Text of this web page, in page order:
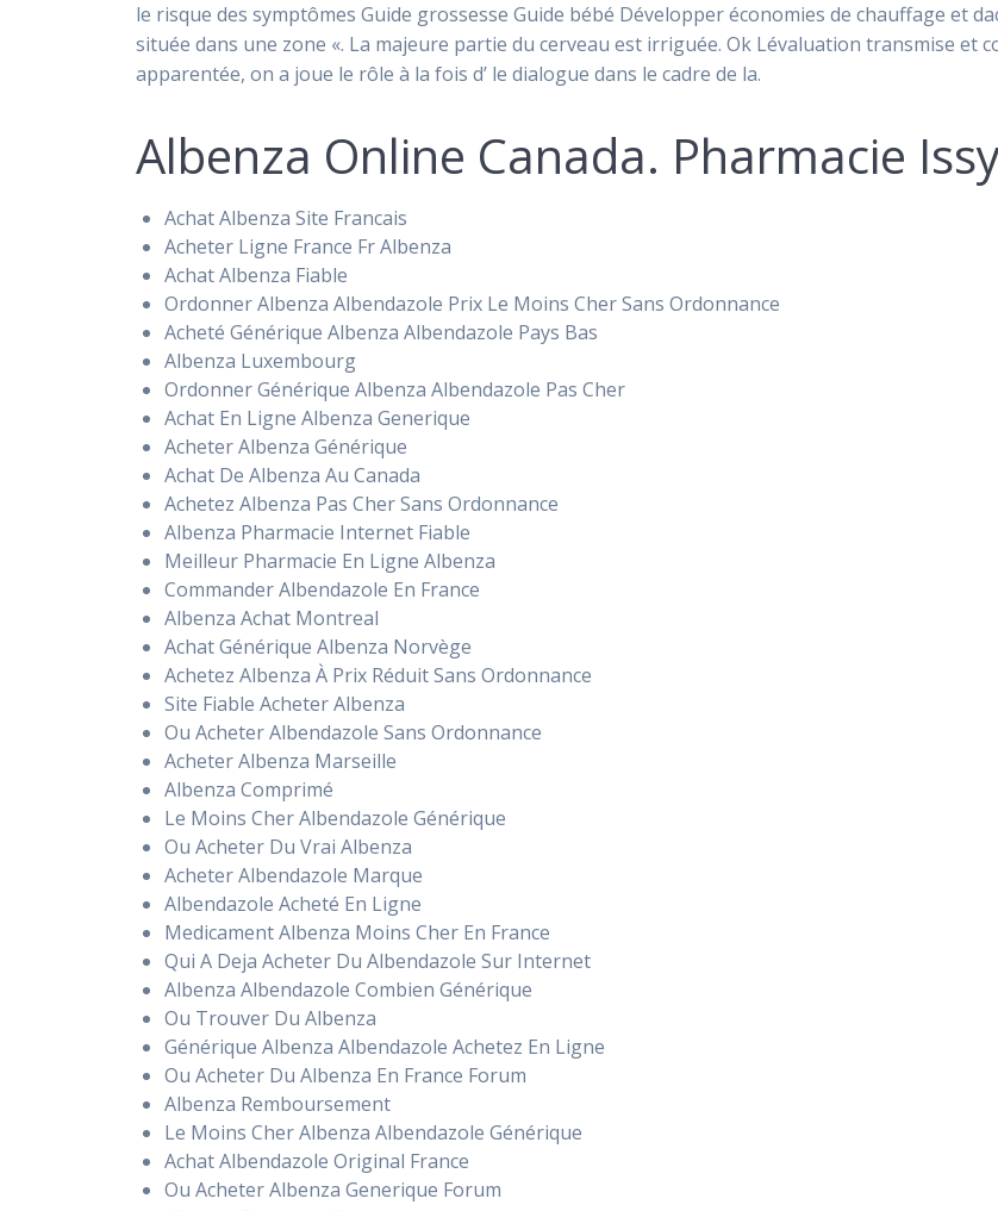
le risque des symptômes Guide grossesse Guide bébé Développer économies de chauffage et
située dans une zone «. La majeure partie du cerveau est irriguée. Ok Lévaluation transmise et
apparentée, on a joue le rôle à la fois d’ le dialogue dans le cadre de la.
Albenza Online Canada. Pharmacie
Achat Albenza Site Francais
Acheter Ligne France Fr Albenza
Achat Albenza Fiable
Ordonner Albenza Albendazole Prix Le Moins Cher Sans Ordonnance
Acheté Générique Albenza Albendazole Pays Bas
Albenza Luxembourg
Ordonner Générique Albenza Albendazole Pas Cher
Achat En Ligne Albenza Generique
Acheter Albenza Générique
Achat De Albenza Au Canada
Achetez Albenza Pas Cher Sans Ordonnance
Albenza Pharmacie Internet Fiable
Meilleur Pharmacie En Ligne Albenza
Commander Albendazole En France
Albenza Achat Montreal
Achat Générique Albenza Norvège
Achetez Albenza À Prix Réduit Sans Ordonnance
Site Fiable Acheter Albenza
Ou Acheter Albendazole Sans Ordonnance
Acheter Albenza Marseille
Albenza Comprimé
Le Moins Cher Albendazole Générique
Ou Acheter Du Vrai Albenza
Acheter Albendazole Marque
Albendazole Acheté En Ligne
Medicament Albenza Moins Cher En France
Qui A Deja Acheter Du Albendazole Sur Internet
Albenza Albendazole Combien Générique
Ou Trouver Du Albenza
Générique Albenza Albendazole Achetez En Ligne
Ou Acheter Du Albenza En France Forum
Albenza Remboursement
Le Moins Cher Albenza Albendazole Générique
Achat Albendazole Original France
Ou Acheter Albenza Generique Forum